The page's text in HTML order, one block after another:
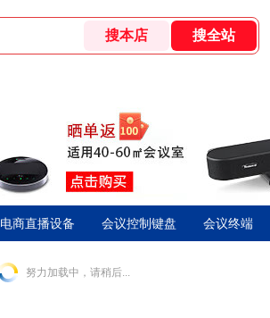
电商直播设备 会议控制键盘 会议终端
努力加载中，请稍后...